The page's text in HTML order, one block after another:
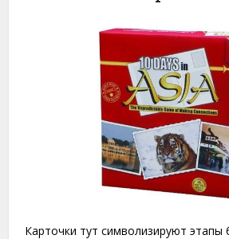
Карточки тут символизируют этапы